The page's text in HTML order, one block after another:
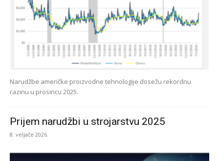
Narudžbe američke proizvodne tehnologije dosežu rekordnu
razinu u prosincu 2025.
Prijem narudžbi u strojarstvu 2025
8. veljače 2026.